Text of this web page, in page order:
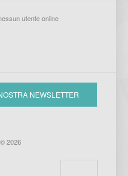
utente online
2026